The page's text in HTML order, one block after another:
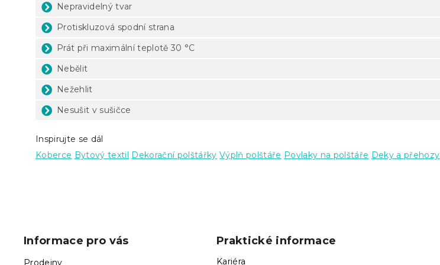
Nepravidelný tvar
Protiskluzová spodní strana
Prát při maximální teplotě 30 °C
Nebělit
Nežehlit
Nesušit v sušičce
Inspirujte se dál
Koberce Bytový textil Dekorační polštářky Výplň polštáře Povlaky na polštáře Deky a přehozy
Informace pro vás
Prodejny
Praktické informace
Kariéra